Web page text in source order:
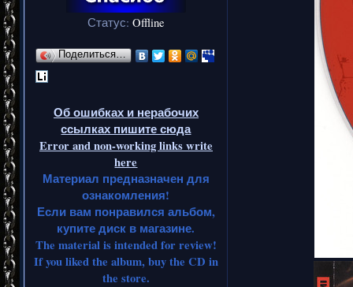
Статус: Offline
Поделиться…
Об ошибках и нерабочих
ссылках пишите сюда
Error and non-working links write
here
Материал предназначен для
ознакомления!
Если вам понравился альбом,
купите диск в магазине.
The material is intended for review!
If you liked the album, buy the CD in
the store.